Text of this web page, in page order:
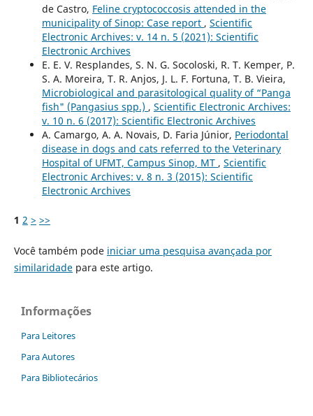
de Castro, Feline cryptococcosis attended in the
municipality of Sinop: Case report , Scientific
Electronic Archives: v. 14 n. 5 (2021): Scientific
Electronic Archives
E. E. V. Resplandes, S. N. G. Socoloski, R. T. Kemper, P.
S. A. Moreira, T. R. Anjos, J. L. F. Fortuna, T. B. Vieira,
Microbiological and parasitological quality of “Panga
fish" (Pangasius spp.) , Scientific Electronic Archives:
v. 10 n. 6 (2017): Scientific Electronic Archives
A. Camargo, A. A. Novais, D. Faria Júnior, Periodontal
disease in dogs and cats referred to the Veterinary
Hospital of UFMT, Campus Sinop, MT , Scientific
Electronic Archives: v. 8 n. 3 (2015): Scientific
Electronic Archives
1 2 > >>
Você também pode iniciar uma pesquisa avançada por
similaridadepara este artigo.
Informações
Para Leitores
Para Autores
Para Bibliotecários